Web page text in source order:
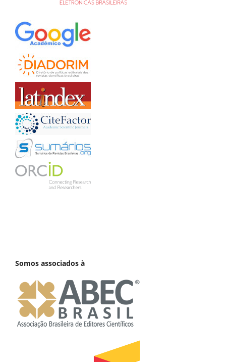
Somos associados à